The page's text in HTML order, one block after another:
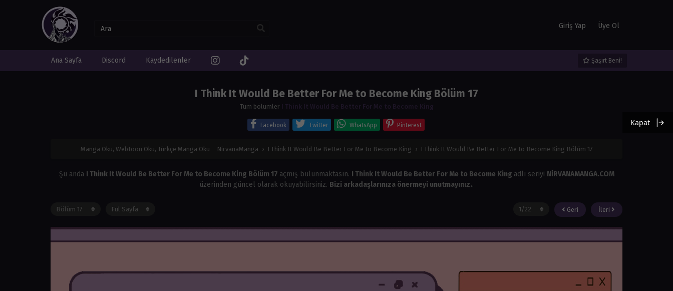
Giriş Yap Üye Ol
Ana Sayfa Discord Kaydedilenler Şaşırt Beni!
I Think It Would Be Better For Me to Become King Bölüm 17
Tüm bölümler I Think It Would Be Better For Me to Become King
Facebook Twitter WhatsApp Pinterest
Manga Oku, Webtoon Oku, Türkçe Manga Oku – NirvanaManga › I Think It Would Be Better For Me to Become King › I Think It Would Be Better For Me to Become King Bölüm 17
Şu anda I Think It Would Be Better For Me to Become King Bölüm 17 açmış bulunmaktasın. I Think It Would Be Better For Me to Become King adlı seriyi NİRVANAMANGA.COM
üzerinden güncel olarak okuyabilirsiniz. Bizi arkadaşlarınıza önermeyi unutmayınız..
Geri İleri
Kapat